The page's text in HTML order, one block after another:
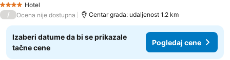
4 ZvezdiceHotel
/ Ocena nije dostupna Centar grada: udaljenost 1.2 km
Izaberi datume da bi se prikazale
tačne cene
Pogledaj cene